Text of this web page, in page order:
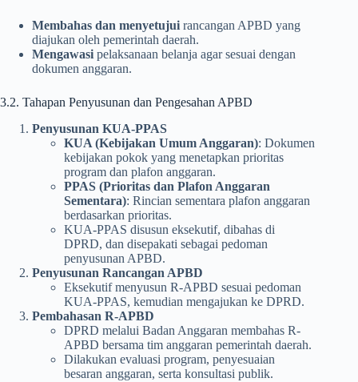
Membahas dan menyetujui rancangan APBD yang
diajukan oleh pemerintah daerah.
Mengawasi pelaksanaan belanja agar sesuai dengan
dokumen anggaran.
3.2. Tahapan Penyusunan dan Pengesahan APBD
Penyusunan KUA-PPAS
KUA (Kebijakan Umum Anggaran): Dokumen
kebijakan pokok yang menetapkan prioritas
program dan plafon anggaran.
PPAS (Prioritas dan Plafon Anggaran
Sementara): Rincian sementara plafon anggaran
berdasarkan prioritas.
KUA-PPAS disusun eksekutif, dibahas di
DPRD, dan disepakati sebagai pedoman
penyusunan APBD.
Penyusunan Rancangan APBD
Eksekutif menyusun R-APBD sesuai pedoman
KUA-PPAS, kemudian mengajukan ke DPRD.
Pembahasan R-APBD
DPRD melalui Badan Anggaran membahas R-
APBD bersama tim anggaran pemerintah daerah.
Dilakukan evaluasi program, penyesuaian
besaran anggaran, serta konsultasi publik.